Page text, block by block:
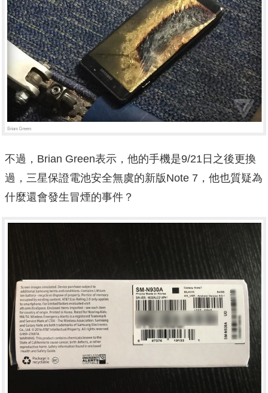
不過，Brian Green表示，他的手機是9/21日之後更換
過，三星保證電池安全無虞的新版Note 7，他也質疑為
什麼還會發生冒煙的事件？